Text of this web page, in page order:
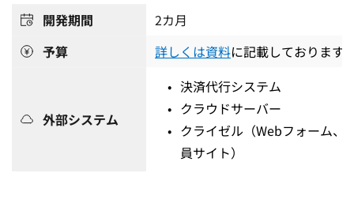
開発期間 2カ月
予算
詳しくは資料に記載しております
外部システム
決済代行システム
クラウドサーバー
クライゼル（Webフォーム、
員サイト）